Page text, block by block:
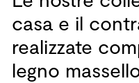
casa e il
realizzate
legno